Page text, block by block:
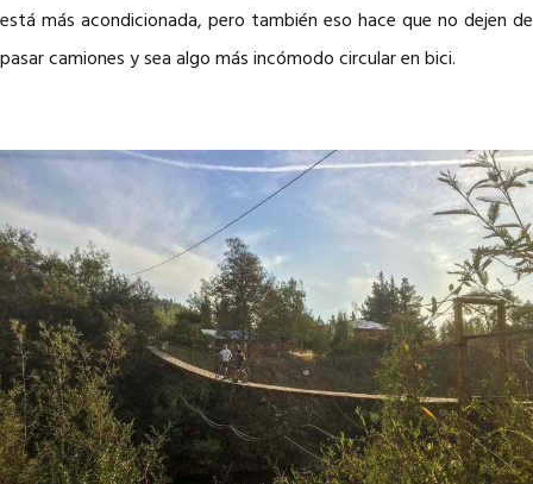
está más acondicionada, pero también eso hace que no dejen de
pasar camiones y sea algo más incómodo circular en bici.